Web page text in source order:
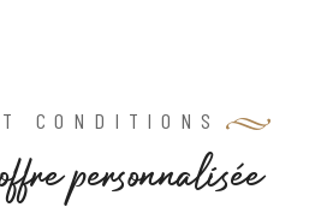
CONDITIONS
ffrepersonnalisée